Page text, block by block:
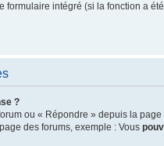
intégré (si la fonction a
?
ou « Répondre » depuis la
des forums, exemple : Vous